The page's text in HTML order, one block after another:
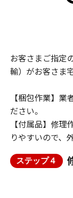
お客さまご指定
輸）がお客さま
【梱包作業】業
ださい。
【付属品】修
りやすいので、
ステップ４